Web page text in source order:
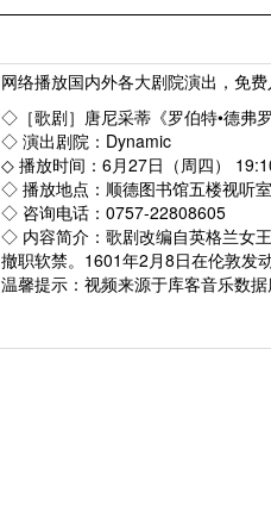
网络播放国内外各大剧院演出，免
◇［歌剧］唐尼采蒂《罗伯特•德弗罗
◇ 演出剧院：Dynamic
◇ 播放时间：6月27日（周四）
◇ 播放地点：顺德图书馆五楼视听室
◇ 咨询电话：0757-22808605
◇ 内容简介：歌剧改编自英格兰女
撤职软禁。1601年2月8日在伦敦发
温馨提示：视频来源于库客音乐数